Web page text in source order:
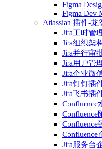
Figma
Figma Dev
Atlassian 插件-龙
Jira工时管
Jira组织架
Jira并行审
Jira用户管
Jira企业微
Jira钉钉插
Jira飞书插
Confluence
Confluence
Confluence
Jira服务台